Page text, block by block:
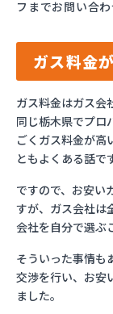
フまでお問い合わ
ガス料金
ガス料金はガス会
同じ栃木県でプロ
ごくガス料金が高
ともよくある話で
ですので、お安い
すが、ガス会社は
会社を自分で選ぶ
そういった事情も
交渉を行い、お安
ました。